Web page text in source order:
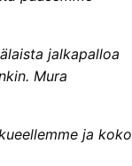
jalkapalloa
Mura
ja koko